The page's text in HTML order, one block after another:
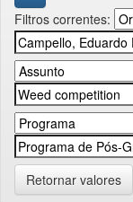
Filtros correntes:
Retornar valores